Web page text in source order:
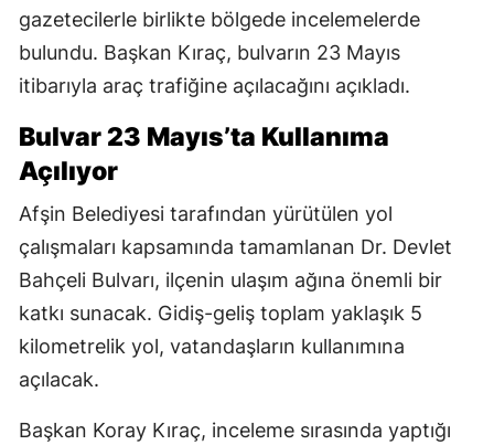
gazetecilerle birlikte bölgede incelemelerde
bulundu. Başkan Kıraç, bulvarın 23 Mayıs
itibarıyla araç trafiğine açılacağını açıkladı.
Bulvar 23 Mayıs’ta Kullanıma
Açılıyor
Afşin Belediyesi tarafından yürütülen yol
çalışmaları kapsamında tamamlanan Dr. Devlet
Bahçeli Bulvarı, ilçenin ulaşım ağına önemli bir
katkı sunacak. Gidiş-geliş toplam yaklaşık 5
kilometrelik yol, vatandaşların kullanımına
açılacak.
Başkan Koray Kıraç, inceleme sırasında yaptığı